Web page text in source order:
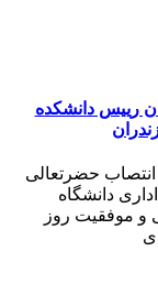
رییس دانشکده
انتصاب حضرتعالی
دانشگاه
و موفقیت روز